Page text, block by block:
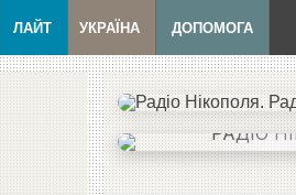
ЛАЙТ УКРАЇНА ДОПОМОГА